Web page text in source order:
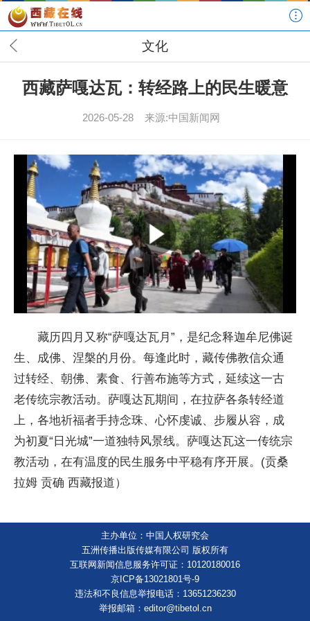
文化
西藏萨嘎达瓦：转经路上的民生暖意
2026-05-28 来源:中国新闻网
藏历四月又称“萨嘎达瓦月”，是纪念释迦牟尼佛诞
生、成佛、涅槃的月份。每逢此时，藏传佛教信众通
过转经、朝佛、素食、行善布施等方式，延续这一古
老传统宗教活动。萨嘎达瓦期间，在拉萨各条转经道
上，各地祈福者手持念珠、心怀虔诚、步履从容，成
为初夏“日光城”一道独特风景线。萨嘎达瓦这一传统宗
教活动，在有温度的民生服务中平稳有序开展。(贡桑
拉姆 贡确 西藏报道）
主办单位：中国人权研究会
五洲传播出版传媒有限公司 版权所有
互联网新闻信息服务许可证：10120180016
京ICP备13021801号-9
违法和不良信息举报电话：13651236230
举报邮箱：editor@tibetol.cn